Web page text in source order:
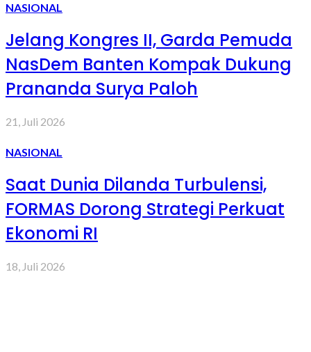
NASIONAL
Jelang Kongres II, Garda Pemuda
NasDem Banten Kompak Dukung
Prananda Surya Paloh
21, Juli 2026
NASIONAL
Saat Dunia Dilanda Turbulensi,
FORMAS Dorong Strategi Perkuat
Ekonomi RI
18, Juli 2026